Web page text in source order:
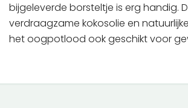
bijgeleverde borsteltje is erg handig.
verdraagzame kokosolie en
het oogpotlood ook geschikt voor